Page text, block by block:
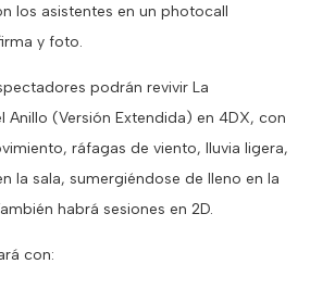
los asistentes en un photocall
y foto.
podrán revivir La
Anillo (Versión Extendida) en 4DX, con
ráfagas de viento, lluvia ligera,
la sala, sumergiéndose de lleno en la
habrá sesiones en 2D.
con: